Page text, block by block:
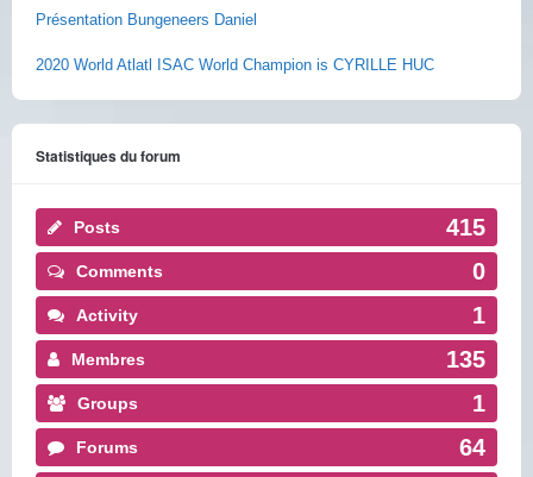
Présentation Bungeneers Daniel
2020 World Atlatl ISAC World Champion is CYRILLE HUC
Statistiques du forum
Posts 415
Comments 0
Activity 1
Membres 135
Groups 1
Forums 64